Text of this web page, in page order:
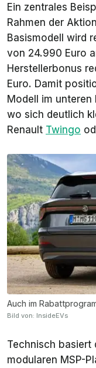
Ein zentrales
Rahmen der
Basismodell wird
von 24.990 Euro
Herstellerbonus
Euro. Damit
Modell im
wo sich deutlich
Renault Twingo
Auch im
Bild von: InsideEVs
Technisch basiert
modularen MSP-